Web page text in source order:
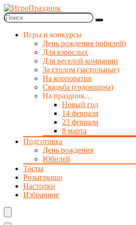
Игры и конкурсы
День рождения (юбилей)
Для взрослых
Для веселой компании
За столом (застольные)
На корпоратив
Свадьба (годовщина)
На праздник…
Новый год
14 февраля
23 февраля
8 марта
Подготовка
День рождения
Юбилей
Тосты
Розыгрыши
Настолки
Избранное